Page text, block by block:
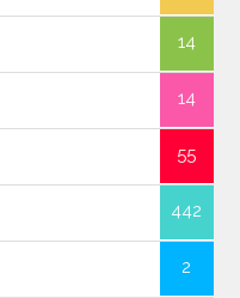
14
14
55
442
2